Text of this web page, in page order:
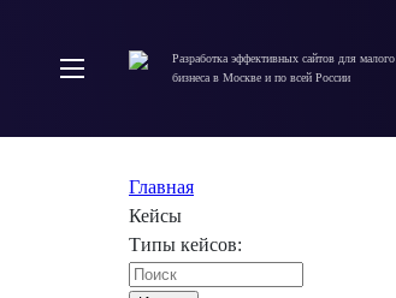
Разработка эффективных сайтов для малого
бизнеса в Москве и по всей России
Главная
Кейсы
Типы кейсов: